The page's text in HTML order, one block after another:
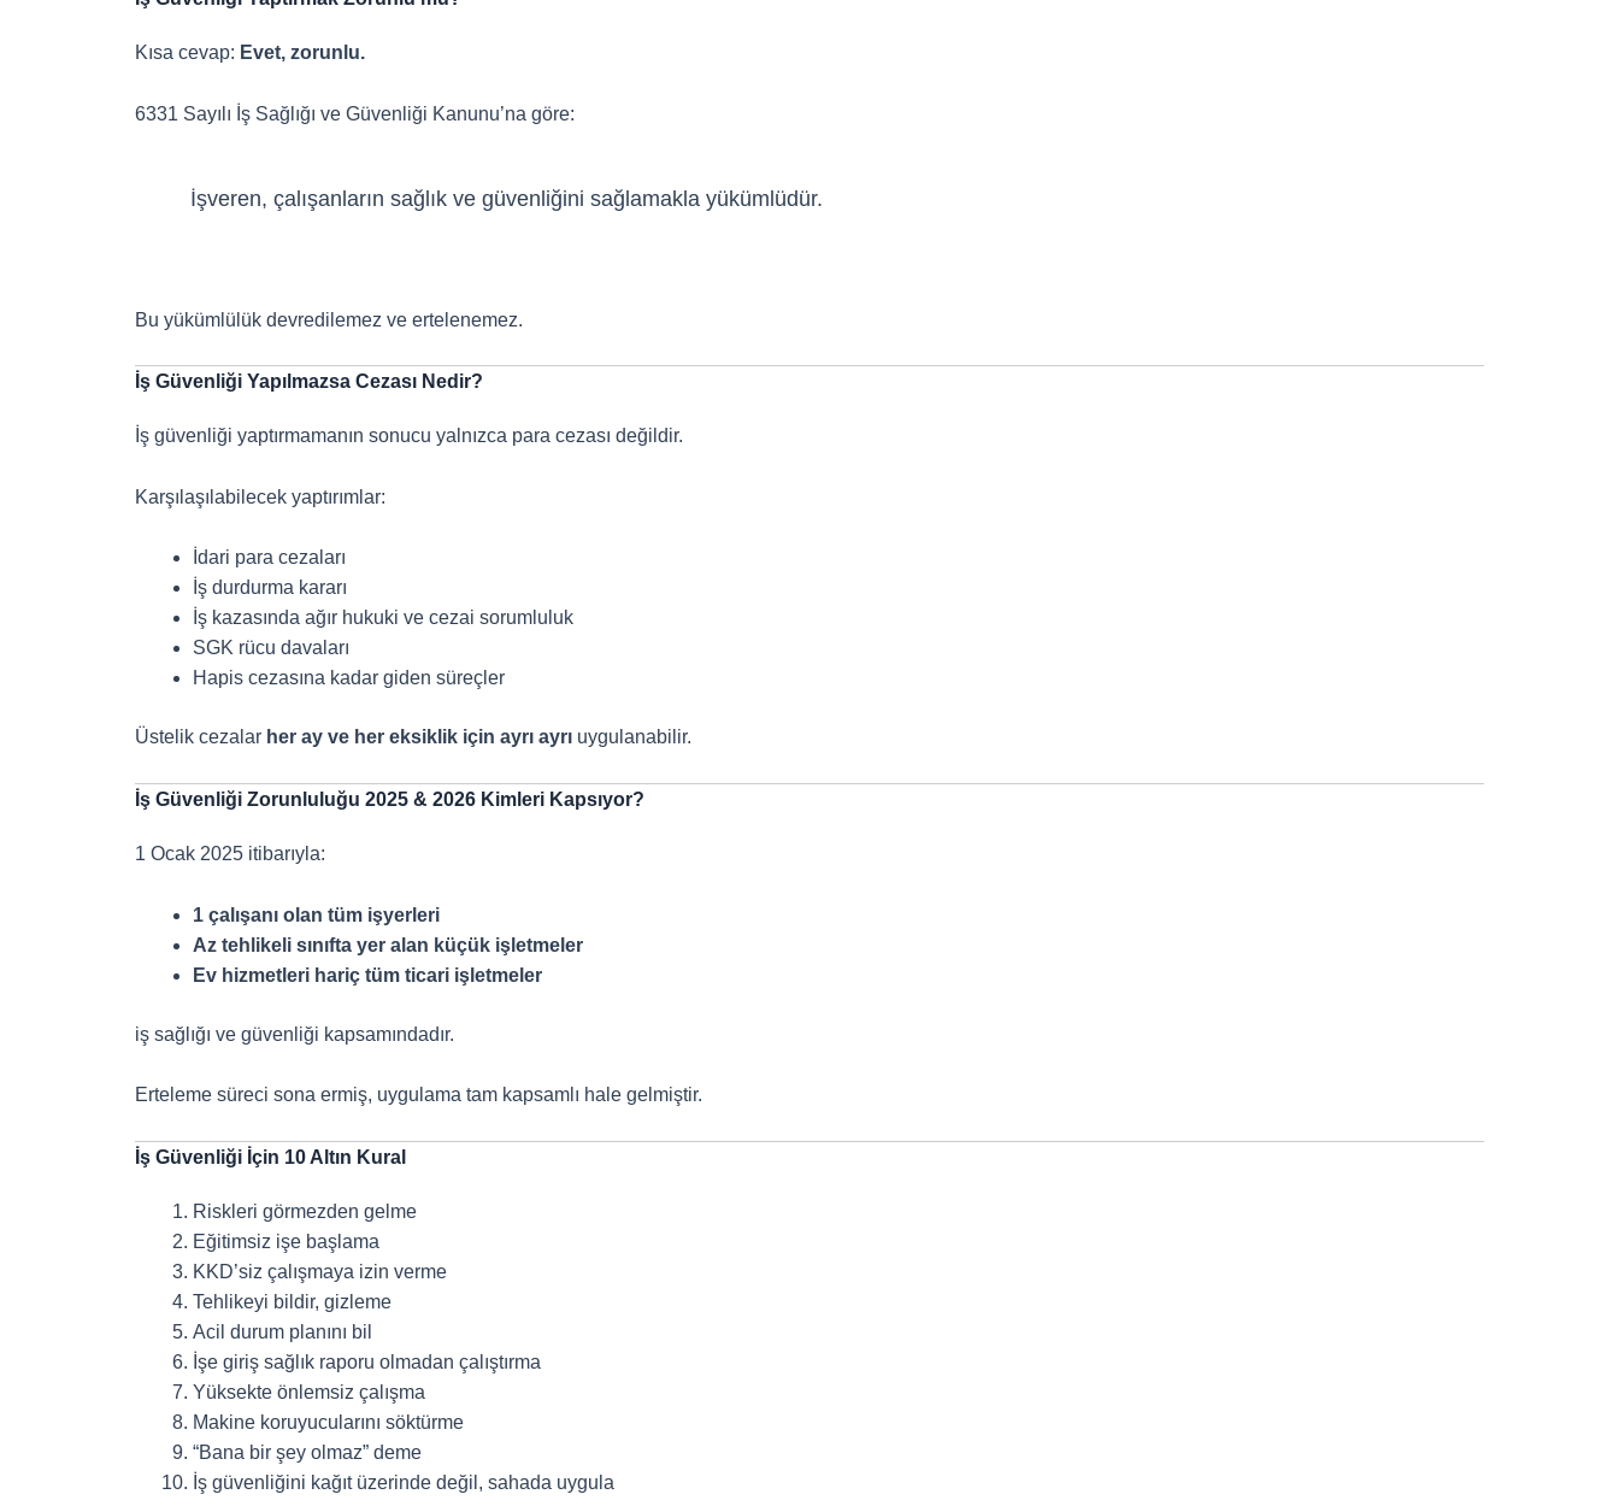
Kısa cevap: Evet, zorunlu.
6331 Sayılı İş Sağlığı ve Güvenliği Kanunu’na göre:
İşveren, çalışanların sağlık ve güvenliğini sağlamakla yükümlüdür.
Bu yükümlülük devredilemez ve ertelenemez.
İş Güvenliği Yapılmazsa Cezası Nedir?
İş güvenliği yaptırmamanın sonucu yalnızca para cezası değildir.
Karşılaşılabilecek yaptırımlar:
İdari para cezaları
İş durdurma kararı
İş kazasında ağır hukuki ve cezai sorumluluk
SGK rücu davaları
Hapis cezasına kadar giden süreçler
Üstelik cezalar her ay ve her eksiklik için ayrı ayrı uygulanabilir.
İş Güvenliği Zorunluluğu 2025 & 2026 Kimleri Kapsıyor?
1 Ocak 2025 itibarıyla:
1 çalışanı olan tüm işyerleri
Az tehlikeli sınıfta yer alan küçük işletmeler
Ev hizmetleri hariç tüm ticari işletmeler
iş sağlığı ve güvenliği kapsamındadır.
Erteleme süreci sona ermiş, uygulama tam kapsamlı hale gelmiştir.
İş Güvenliği İçin 10 Altın Kural
Riskleri görmezden gelme
Eğitimsiz işe başlama
KKD’siz çalışmaya izin verme
Tehlikeyi bildir, gizleme
Acil durum planını bil
İşe giriş sağlık raporu olmadan çalıştırma
Yüksekte önlemsiz çalışma
Makine koruyucularını söktürme
“Bana bir şey olmaz” deme
İş güvenliğini kağıt üzerinde değil, sahada uygula